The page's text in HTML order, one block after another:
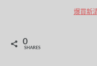
爆買新
0
SHARES